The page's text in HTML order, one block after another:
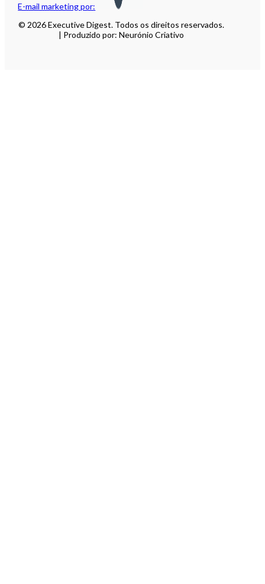
E-mail marketing por:
© 2026 Executive Digest. Todos os direitos reservados.
| Produzido por: Neurónio Criativo